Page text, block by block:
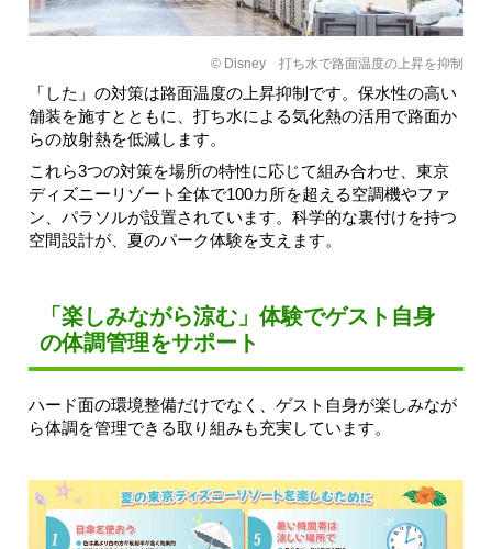
© Disney 打ち水で路面温度の上昇を抑制
「した」の対策は路面温度の上昇抑制です。保水性の高い
舗装を施すとともに、打ち水による気化熱の活用で路面か
らの放射熱を低減します。
これら3つの対策を場所の特性に応じて組み合わせ、東京
ディズニーリゾート全体で100カ所を超える空調機やファ
ン、パラソルが設置されています。科学的な裏付けを持つ
空間設計が、夏のパーク体験を支えます。
「楽しみながら涼む」体験でゲスト自身
の体調管理をサポート
ハード面の環境整備だけでなく、ゲスト自身が楽しみなが
ら体調を管理できる取り組みも充実しています。